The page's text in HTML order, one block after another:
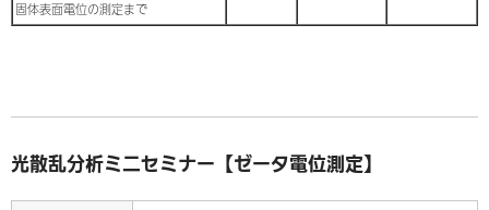
固体表面電位の測定まで
光散乱分析ミニセミナー【ゼータ電位測定】